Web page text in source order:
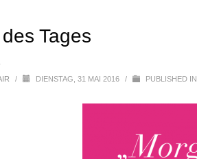
Tages
/ DIENSTAG, 31 MAI 2016 / PUBLISHED